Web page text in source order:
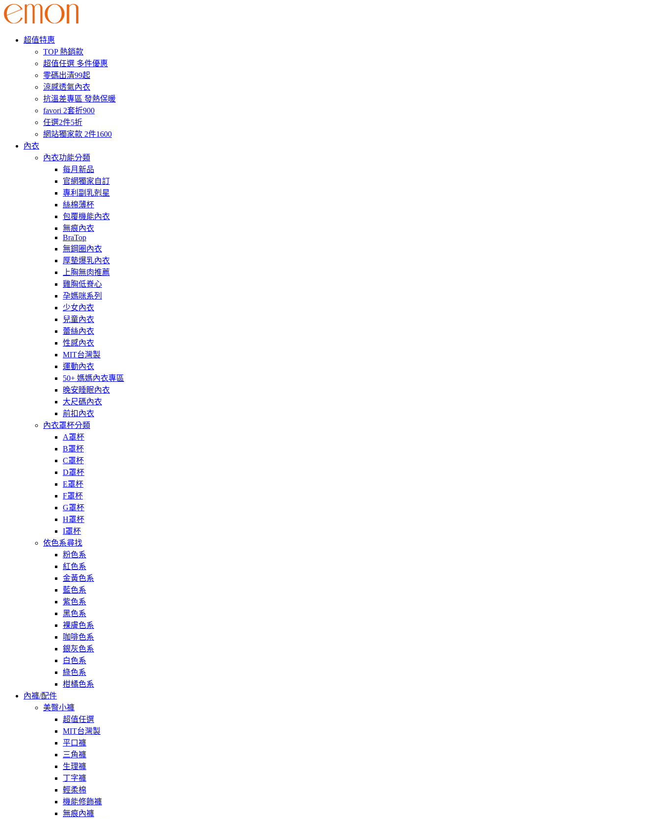
超值特惠
TOP 熱銷款
超值任選 多件優惠
零碼出清99起
涼感透氣內衣
抗溫差專區 發熱保暖
favori 2套折900
任選2件5折
網站獨家款 2件1600
內衣
內衣功能分類
每月新品
官網獨家自訂
專利副乳剋星
絲棉薄杯
包覆機能內衣
無痕內衣
BraTop
無鋼圈內衣
厚墊爆乳內衣
上胸無肉推薦
雞胸低脊心
孕媽咪系列
少女內衣
兒童內衣
蕾絲內衣
性感內衣
MIT台灣製
運動內衣
50+ 媽媽內衣專區
晚安睡眠內衣
大尺碼內衣
前扣內衣
內衣罩杯分類
A罩杯
B罩杯
C罩杯
D罩杯
E罩杯
F罩杯
G罩杯
H罩杯
I罩杯
依色系尋找
粉色系
紅色系
金黃色系
藍色系
紫色系
黑色系
裸膚色系
咖啡色系
銀灰色系
白色系
綠色系
柑橘色系
內褲/配件
美臀小褲
超值任選
MIT台灣製
平口褲
三角褲
生理褲
丁字褲
輕柔棉
機能修飾褲
無痕內褲